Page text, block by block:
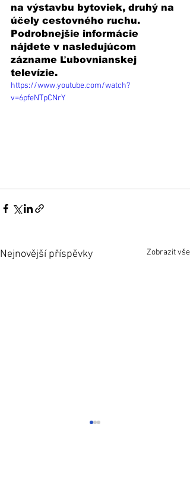
na výstavbu bytoviek, druhý na
účely cestovného ruchu.
Podrobnejšie informácie
nájdete v nasledujúcom
zázname Ľubovnianskej
televízie.
https://www.youtube.com/watch?
v=6pfeNTpCNrY
Nejnovější příspěvky Zobrazit vše